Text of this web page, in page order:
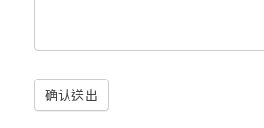
确认送出